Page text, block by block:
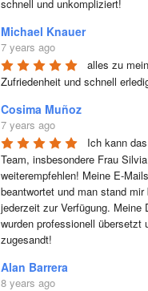
schnell und unkompliziert!
Michael Knauer
7 years ago
alles zu
Zufriedenheit und schnell
Cosima Muñoz
7 years ago
Ich kann
Team, insbesondere Frau
weiterempfehlen! Meine E-
beantwortet und man stand mir
jederzeit zur Verfügung. Meine
wurden professionell übersetzt
zugesandt!
Alan Barrera
8 years ago